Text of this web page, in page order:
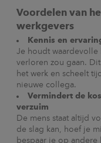
Voordelen van
werkgevers
Kennis en
Je houdt waardevolle
verloren zou gaan.
het werk en scheelt
nieuwe collega.
Vermindert de
verzuim
De mens staat altijd
de slag kan, hoef je
bespaar je op andere